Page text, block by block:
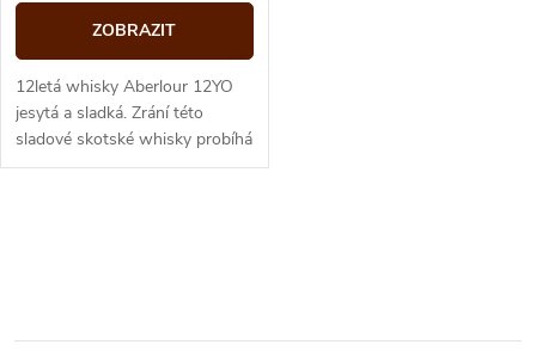
ZOBRAZIT
12letá whisky Aberlour 12YO
jesytá a sladká. Zrání této
sladové skotské whisky probíhá
v sudech po sherry. Ty nijak
l